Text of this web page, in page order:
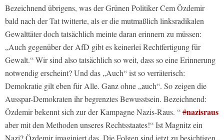
Bezeichnend übrigens, was der Grünen Politiker Cem Özdemir
bald nach der Tat twitterte, als er die mutmaßlich linksradikalen
Gewalttäter doch tatsächlich meinte daran erinnern zu müssen:
„Auch gegenüber der AfD gibt es keinerlei Rechtfertigung für
Gewalt.“ Wir sind also tatsächlich so weit, dass so eine Erinnerung
notwendig erscheint? Und das „Auch“ ist so verräterisch:
Demokratie gilt eben für Alle. Ganz ohne „auch“. So zeigen die
Ausspar-Demokraten ihr begrenztes Bewusstsein. Bezeichnend:
Özdemir bekennt sich zur der Kampagne Nazis-Raus. “#nazisraus
aber mit den Methoden unseres Rechtsstaates!“ Ist Magnitz ein
Nazi? Özdemir imaginiert das. Die Folgen sind jetzt zu besichtigen,